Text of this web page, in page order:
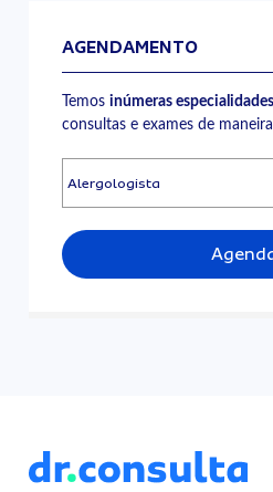
AGENDAMENTO
Temosinúmeras especialidades
consultas e exames de